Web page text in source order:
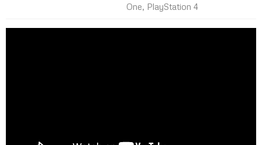
One, PlayStation 4